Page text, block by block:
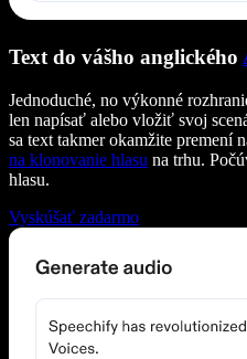
Text do vášho anglického
Jednoduché, no výkonné
len napísať alebo vložiť svoj
sa text takmer okamžite premení
na klonovanie hlasu na trhu.
hlasu.
Vyskúšať zadarmo